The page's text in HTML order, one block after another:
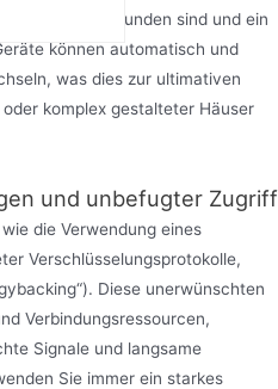
verbunden sind und ein
können automatisch und
was dies zur ultimativen
komplex gestalteter Häuser
und unbefugter Zugriff
die Verwendung eines
Verschlüsselungsprotokolle,
Diese unerwünschten
Verbindungsressourcen,
Signale und langsame
Sie immer ein starkes